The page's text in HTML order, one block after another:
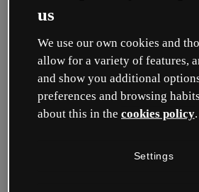
Iniciar
Inicia sesión con
us
We use our own cookies and
allow for a variety of features,
and show you additional
preferences and browsing
about this in the cookies policy.
Settings